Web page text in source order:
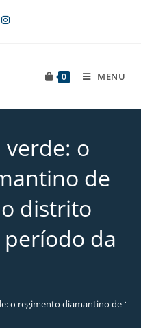
0 MENU
verde: o
de
distrito
da
o regimento diamantino de